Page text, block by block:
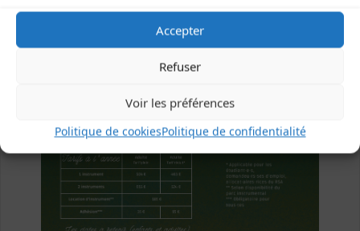
Accepter
Refuser
Voir les préférences
Politique de cookiesPolitique de confidentialité